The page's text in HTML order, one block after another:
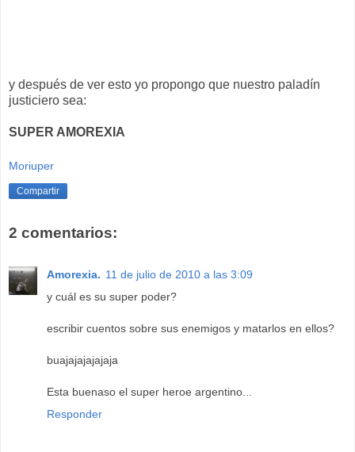
y después de ver esto yo propongo que nuestro paladín
justiciero sea:
SUPER AMOREXIA
Moriuper
Compartir
2 comentarios:
Amorexia. 11 de julio de 2010 a las 3:09
y cuál es su super poder?
escribir cuentos sobre sus enemigos y matarlos en ellos?
buajajajajajaja
Esta buenaso el super heroe argentino...
Responder